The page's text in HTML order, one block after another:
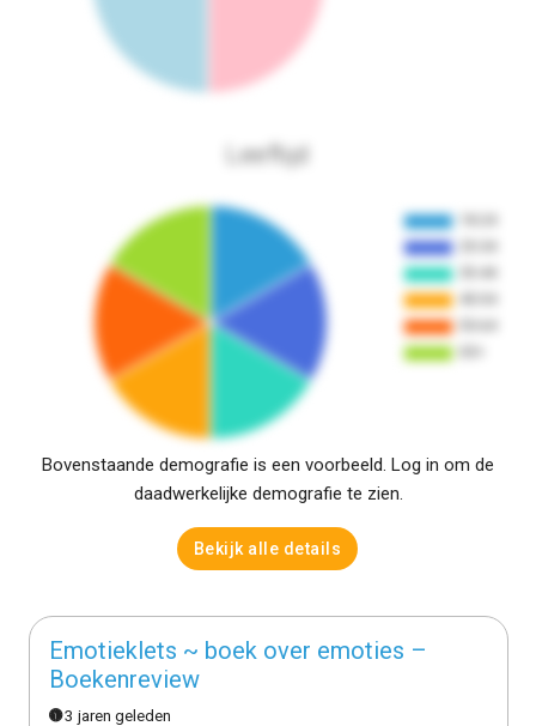
Leeftijd
Bovenstaande demografie is een voorbeeld. Log in om de
daadwerkelijke demografie te zien.
Bekijk alle details
Emotieklets ~ boek over emoties –
Boekenreview
3 jaren geleden